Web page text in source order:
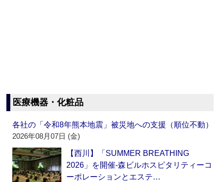
医療機器・化粧品
各社の「令和8年熊本地震」被災地への支援（順位不動）
2026年08月07日 (金)
【西川】「SUMMER BREATHING
2026」を開催‐森ビルホスピタリティーコ
ーポレーションとエステ…